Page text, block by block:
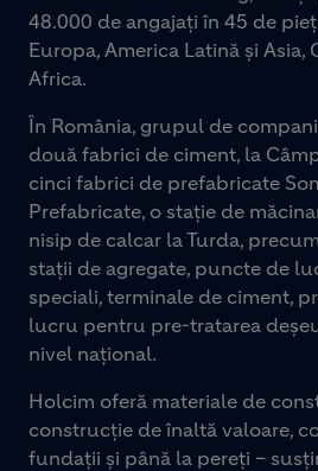
48.000 de angajați în 45 de
Europa, America Latină și
Africa.
În România, grupul de
două fabrici de ciment, la
cinci fabrici de prefabricate
Prefabricate, o stație de
nisip de calcar la Turda,
stații de agregate, puncte de
speciali, terminale de ciment,
lucru pentru pre-tratarea
nivel național.
Holcim oferă materiale de
construcție de înaltă valoare,
fundații și până la pereți –